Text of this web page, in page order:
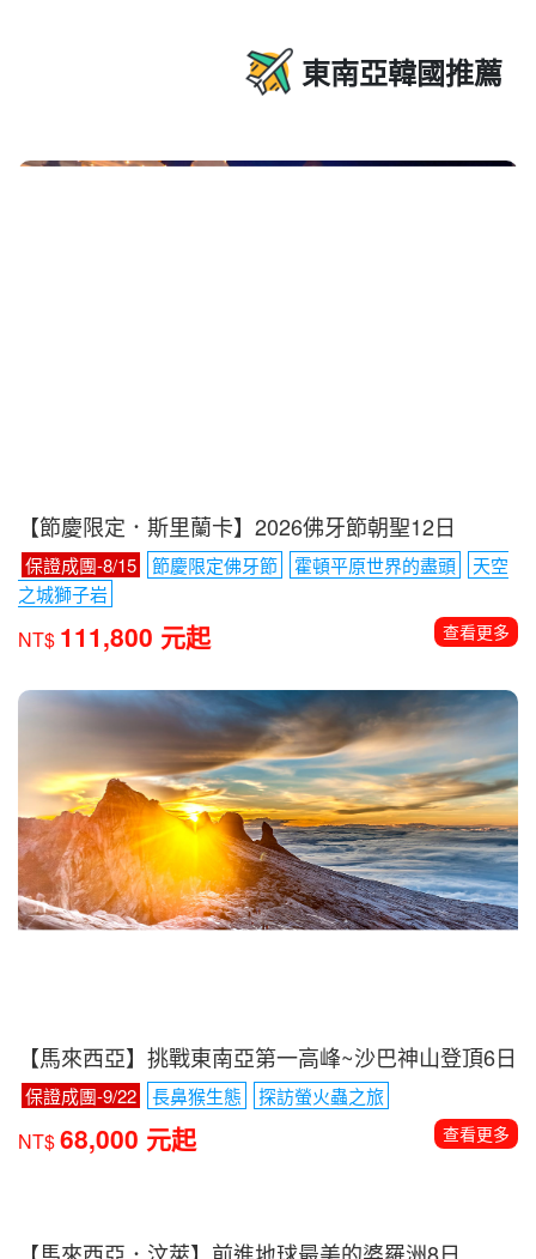
東南亞韓國推薦
【節慶限定．斯里蘭卡】2026佛牙節朝聖12日
保證成團-8/15 節慶限定佛牙節 霍頓平原世界的盡頭
天空
之城獅子岩
NT$ 111,800 元起 查看更多
【馬來西亞】挑戰東南亞第一高峰~沙巴神山登頂6日
保證成團-9/22 長鼻猴生態 探訪螢火蟲之旅
NT$68,000 元起 查看更多